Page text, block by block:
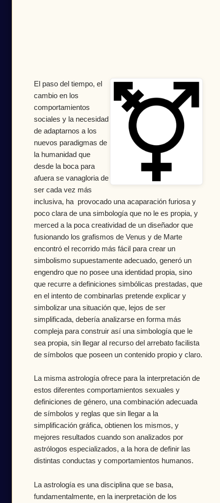
El paso del tiempo, el
cambio en los
comportamientos
sociales y la necesidad
de adaptarnos a los
nuevos paradigmas de
la humanidad que
desde la boca para
afuera se vanagloria de
ser cada vez más
inclusiva, ha provocado una acaparación furiosa y
poco clara de una simbología que no le es propia, y
merced a la poca creatividad de un diseñador que
fusionando los grafismos de Venus y de Marte
encontró el recorrido más fácil para crear un
simbolismo supuestamente adecuado, generó un
engendro que no posee una identidad propia, sino
que recurre a definiciones simbólicas prestadas, que
en el intento de combinarlas pretende explicar y
simbolizar una situación que, lejos de ser
simplificada, debería analizarse en forma más
compleja para construir así una simbología que le
sea propia, sin llegar al recurso del arrebato facilista
de símbolos que poseen un contenido propio y claro.
La misma astrología ofrece para la interpretación de
estos diferentes comportamientos sexuales y
definiciones de género, una combinación adecuada
de símbolos y reglas que sin llegar a la
simplificación gráfica, obtienen los mismos, y
mejores resultados cuando son analizados por
astrólogos especializados, a la hora de definir las
distintas conductas y comportamientos humanos.
La astrología es una disciplina que se basa,
fundamentalmente, en la inerpretaciòn de los